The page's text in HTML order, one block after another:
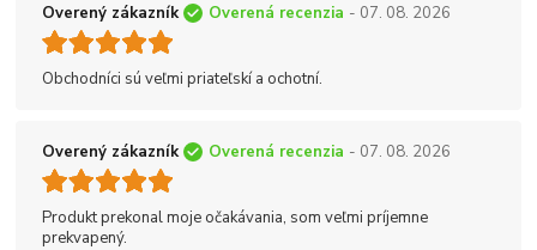
Overený zákazník Overená recenzia - 07. 08. 2026
Obchodníci sú veľmi priateľskí a ochotní.
Overený zákazník Overená recenzia - 07. 08. 2026
Produkt prekonal moje očakávania, som veľmi príjemne
prekvapený.